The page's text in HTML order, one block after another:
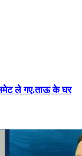
समेट ले गए.ताऊ के घर